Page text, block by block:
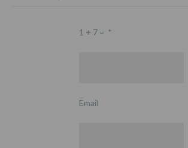
1 + 7 = *
Email